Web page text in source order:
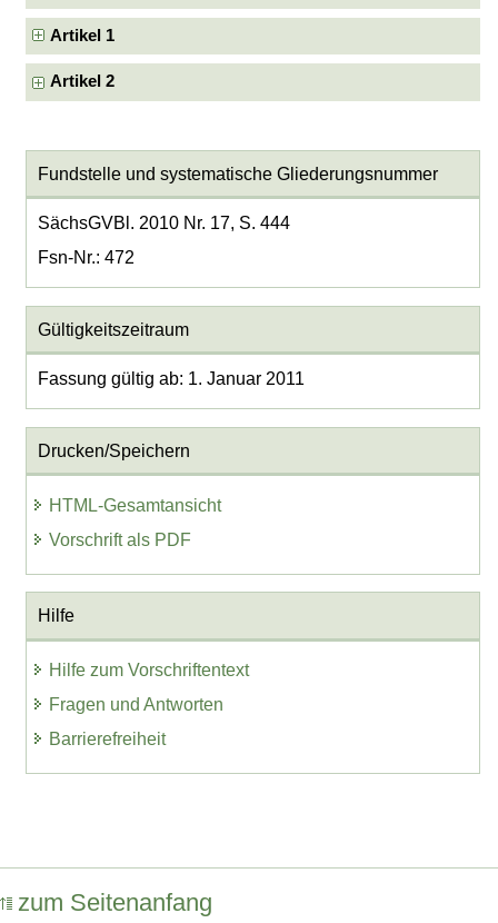
Artikel 1
Artikel 2
Fundstelle und systematische Gliederungsnummer
SächsGVBl. 2010 Nr. 17, S. 444
Fsn-Nr.: 472
Gültigkeitszeitraum
Fassung gültig ab: 1. Januar 2011
Drucken/Speichern
HTML-Gesamtansicht
Vorschrift als PDF
Hilfe
Hilfe zum Vorschriftentext
Fragen und Antworten
Barrierefreiheit
zum Seitenanfang